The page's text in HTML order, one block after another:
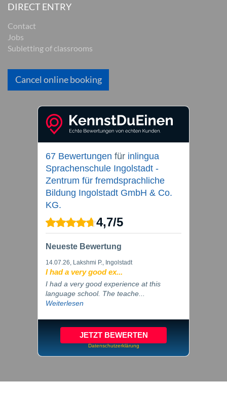
DIRECT ENTRY
Contact
Jobs
Subletting of classrooms
Cancel online booking
67 Bewertungen für inlingua
Sprachenschule Ingolstadt -
Zentrum für fremdsprachliche
Bildung Ingolstadt GmbH & Co.
KG.
4,7/5
Neueste Bewertung
14.07.26, Lakshmi P., Ingolstadt
I had a very good ex...
I had a very good experience at this
language school. The teache...
Weiterlesen
JETZT BEWERTEN
Datenschutzerklärung